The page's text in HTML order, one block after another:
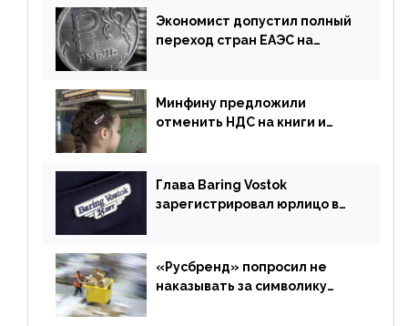
Экономист допустил полный
переход стран ЕАЭС на
Минфину предложили
отменить НДС на книги и
Глава Baring Vostok
зарегистрировал юрлицо в
«Русбренд» попросил не
наказывать за символику